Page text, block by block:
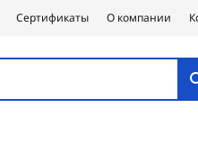
Сертификаты О компании